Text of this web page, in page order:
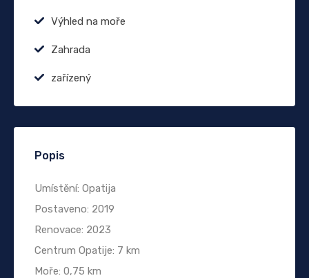
Výhled na moře
Zahrada
zařízený
Popis
Umístění: Opatija
Postaveno: 2019
Renovace: 2023
Centrum Opatije: 7 km
Moře: 0,75 km